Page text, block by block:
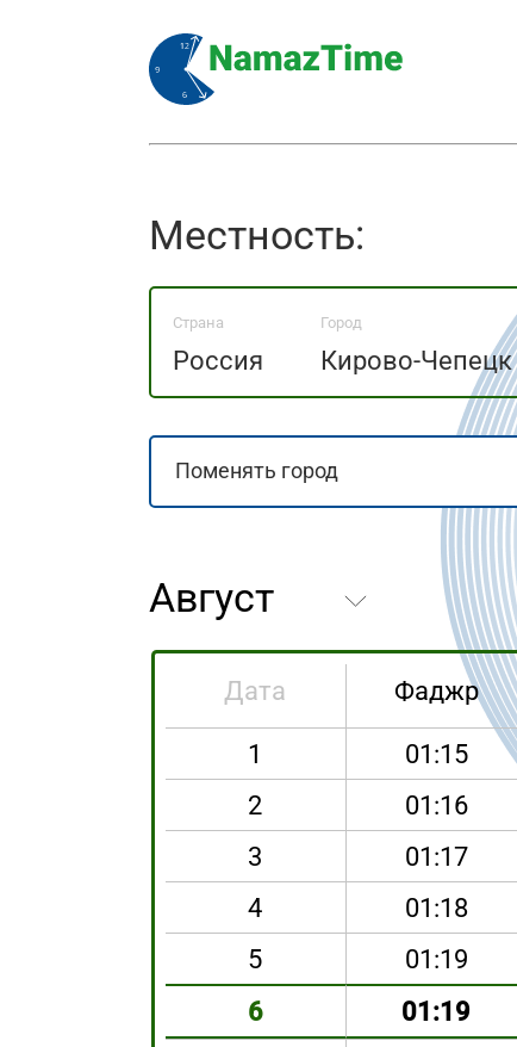
Местность:
Страна
Россия
Город
Кирово-Чепецк
Дата Фаджр
1 01:15
2
01:16
3
01:17
4
01:18
5
01:19
6
01:19